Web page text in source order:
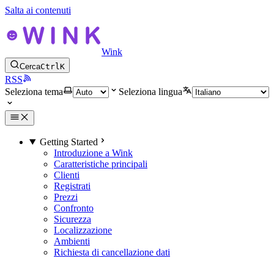
Salta ai contenuti
Wink
CercaCtrlK
RSS
Seleziona tema
Seleziona lingua
Getting Started
Introduzione a Wink
Caratteristiche principali
Clienti
Registrati
Prezzi
Confronto
Sicurezza
Localizzazione
Ambienti
Richiesta di cancellazione dati